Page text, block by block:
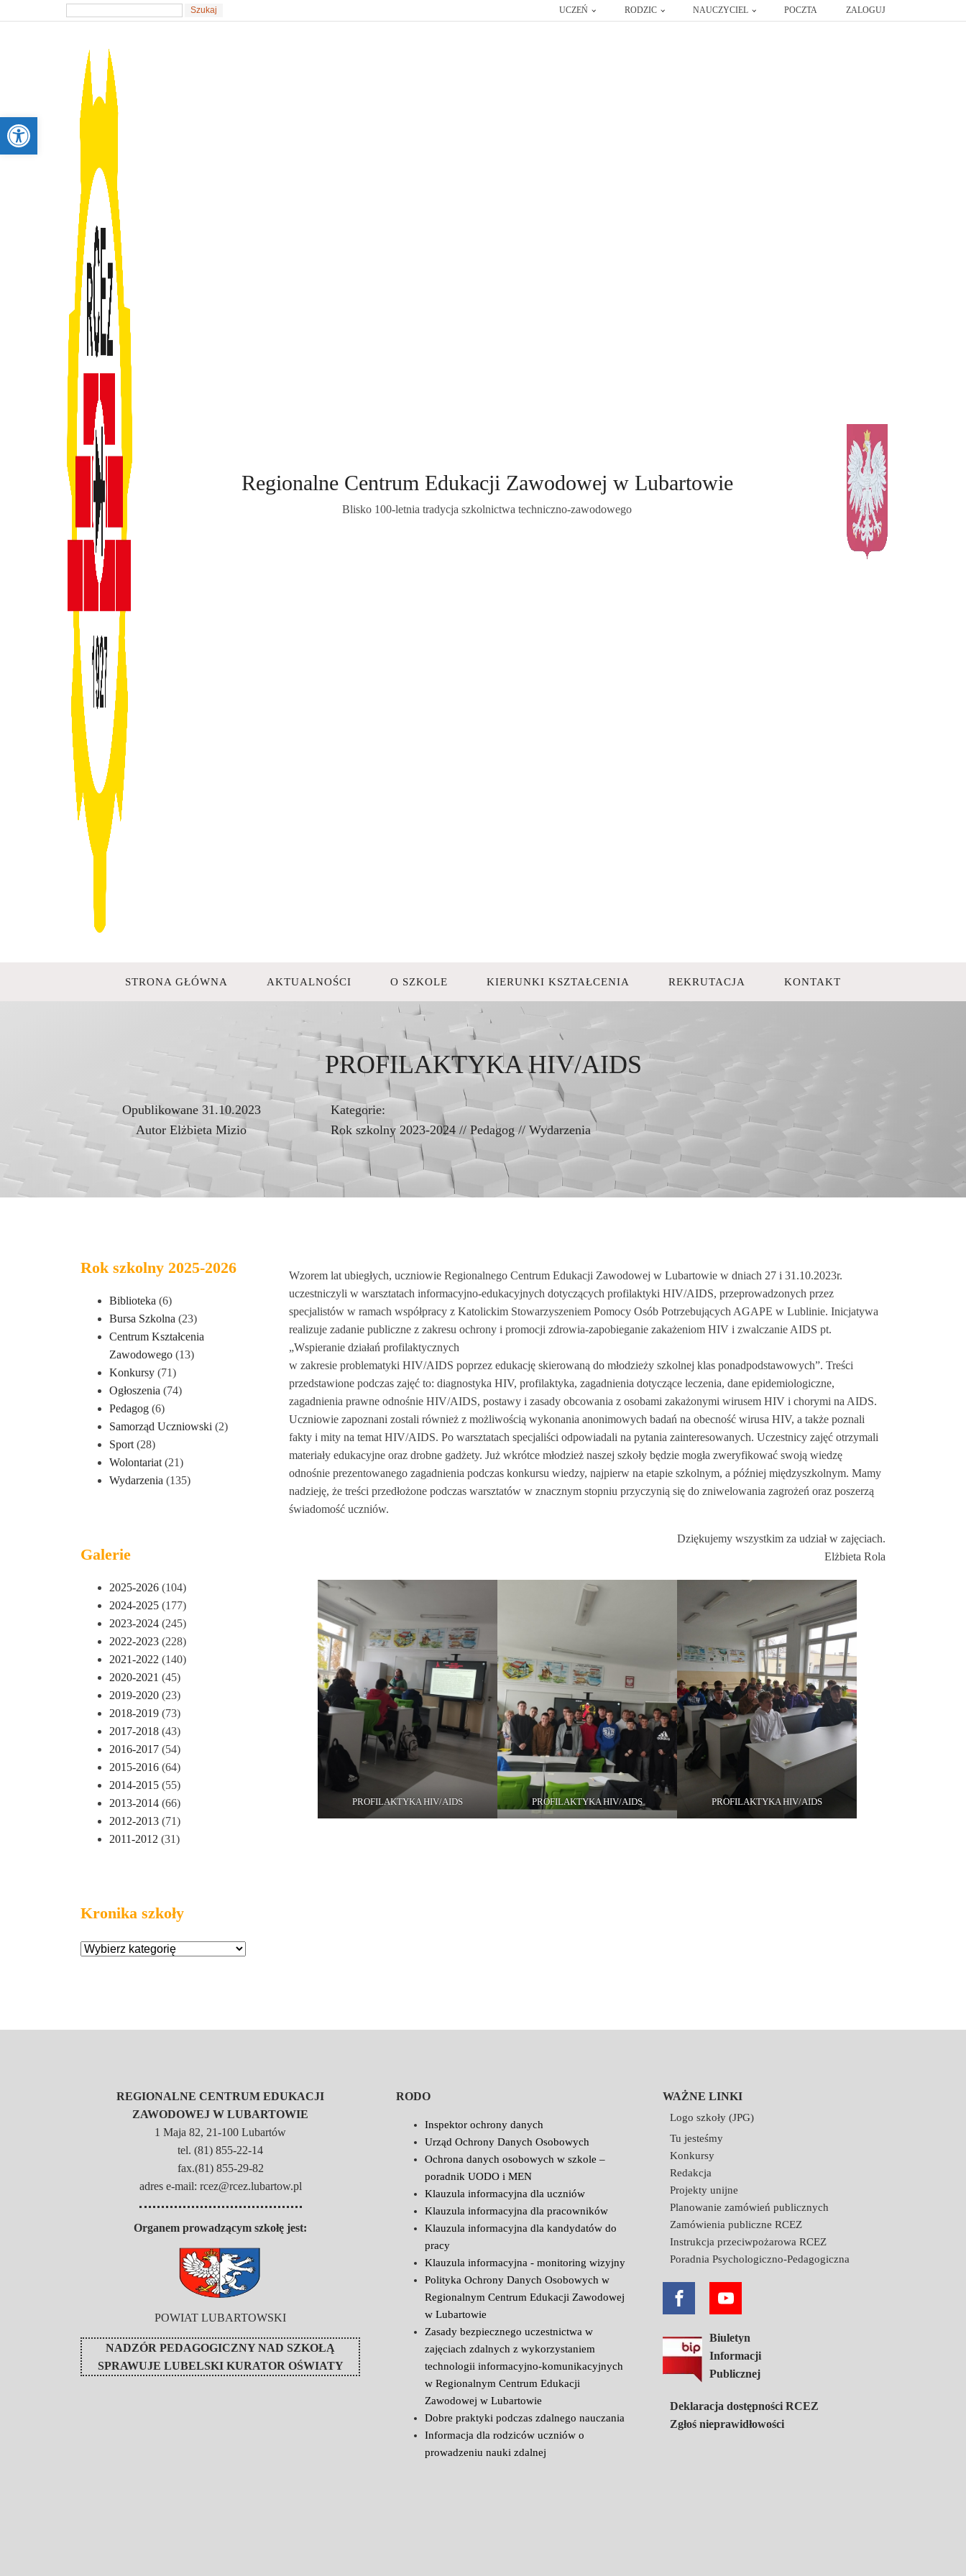
UCZEŃ RODZIC NAUCZYCIEL POCZTA ZALOGUJ
Regionalne Centrum Edukacji Zawodowej w Lubartowie
Blisko 100-letnia tradycja szkolnictwa techniczno-zawodowego
STRONA GŁÓWNA AKTUALNOŚCI O SZKOLE KIERUNKI KSZTAŁCENIA REKRUTACJA KONTAKT
PROFILAKTYKA HIV/AIDS
Opublikowane 31.10.2023
Autor Elżbieta Mizio
Kategorie:
Rok szkolny 2023-2024 // Pedagog// Wydarzenia
Rok szkolny 2025-2026
Biblioteka (6)
Bursa Szkolna (23)
Centrum Kształcenia
Zawodowego (13)
Konkursy (71)
Ogłoszenia (74)
Pedagog (6)
Samorząd Uczniowski (2)
Sport (28)
Wolontariat (21)
Wydarzenia (135)
Galerie
2025-2026 (104)
2024-2025 (177)
2023-2024 (245)
2022-2023 (228)
2021-2022 (140)
2020-2021 (45)
2019-2020 (23)
2018-2019 (73)
2017-2018 (43)
2016-2017 (54)
2015-2016 (64)
2014-2015 (55)
2013-2014 (66)
2012-2013 (71)
2011-2012 (31)
Kronika szkoły
Wzorem lat ubiegłych, uczniowie Regionalnego Centrum Edukacji Zawodowej w Lubartowie w dniach 27 i 31.10.2023r.
uczestniczyli w warsztatach informacyjno-edukacyjnych dotyczących profilaktyki HIV/AIDS, przeprowadzonych przez
specjalistów w ramach współpracy z Katolickim Stowarzyszeniem Pomocy Osób Potrzebujących AGAPE w Lublinie. Inicjatywa
realizuje zadanie publiczne z zakresu ochrony i promocji zdrowia-zapobieganie zakażeniom HIV i zwalczanie AIDS pt.
„Wspieranie działań profilaktycznych
w zakresie problematyki HIV/AIDS poprzez edukację skierowaną do młodzieży szkolnej klas ponadpodstawowych”. Treści
przedstawione podczas zajęć to: diagnostyka HIV, profilaktyka, zagadnienia dotyczące leczenia, dane epidemiologiczne,
zagadnienia prawne odnośnie HIV/AIDS, postawy i zasady obcowania z osobami zakażonymi wirusem HIV i chorymi na AIDS.
Uczniowie zapoznani zostali również z możliwością wykonania anonimowych badań na obecność wirusa HIV, a także poznali
fakty i mity na temat HIV/AIDS. Po warsztatach specjaliści odpowiadali na pytania zainteresowanych. Uczestnicy zajęć otrzymali
materiały edukacyjne oraz drobne gadżety. Już wkrótce młodzież naszej szkoły będzie mogła zweryfikować swoją wiedzę
odnośnie prezentowanego zagadnienia podczas konkursu wiedzy, najpierw na etapie szkolnym, a później międzyszkolnym. Mamy
nadzieję, że treści przedłożone podczas warsztatów w znacznym stopniu przyczynią się do zniwelowania zagrożeń oraz poszerzą
świadomość uczniów.
Dziękujemy wszystkim za udział w zajęciach.
Elżbieta Rola
PROFILAKTYKA HIV/AIDS PROFILAKTYKA HIV/AIDS PROFILAKTYKA HIV/AIDS
REGIONALNE CENTRUM EDUKACJI
ZAWODOWEJ W LUBARTOWIE
1 Maja 82, 21-100 Lubartów
tel. (81) 855-22-14
fax.(81) 855-29-82
adres e-mail: rcez@rcez.lubartow.pl
Organem prowadzącym szkołę jest:
POWIAT LUBARTOWSKI
NADZÓR PEDAGOGICZNY NAD SZKOŁĄ
SPRAWUJE LUBELSKI KURATOR OŚWIATY
RODO
Inspektor ochrony danych
Urząd Ochrony Danych Osobowych
Ochrona danych osobowych w szkole –
poradnik UODO i MEN
Klauzula informacyjna dla uczniów
Klauzula informacyjna dla pracowników
Klauzula informacyjna dla kandydatów do
pracy
Klauzula informacyjna - monitoring wizyjny
Polityka Ochrony Danych Osobowych w
Regionalnym Centrum Edukacji Zawodowej
w Lubartowie
Zasady bezpiecznego uczestnictwa w
zajęciach zdalnych z wykorzystaniem
technologii informacyjno-komunikacyjnych
w Regionalnym Centrum Edukacji
Zawodowej w Lubartowie
Dobre praktyki podczas zdalnego nauczania
Informacja dla rodziców uczniów o
prowadzeniu nauki zdalnej
WAŻNE LINKI
Logo szkoły (JPG)
Tu jesteśmy
Konkursy
Redakcja
Projekty unijne
Planowanie zamówień publicznych
Zamówienia publiczne RCEZ
Instrukcja przeciwpożarowa RCEZ
Poradnia Psychologiczno-Pedagogiczna
Biuletyn
Informacji
Publicznej
Deklaracja dostępności RCEZ
Zgłoś nieprawidłowości
Otwórz pasek narzędzi